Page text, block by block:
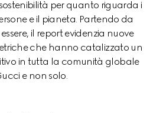
per quanto riguarda i
e il pianeta. Partendo da
il report evidenzia nuove
che hanno catalizzato un
in tutta la comunità globale
e non solo.